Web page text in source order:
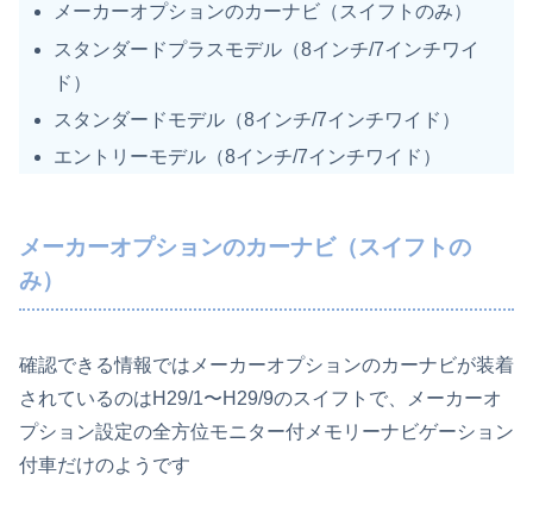
メーカーオプションのカーナビ（スイフトのみ）
スタンダードプラスモデル（8インチ/7インチワイ
ド）
スタンダードモデル（8インチ/7インチワイド）
エントリーモデル（8インチ/7インチワイド）
メーカーオプションのカーナビ（スイフトの
み）
確認できる情報ではメーカーオプションのカーナビが装着
されているのはH29/1〜H29/9のスイフトで、メーカーオ
プション設定の全方位モニター付メモリーナビゲーション
付車だけのようです